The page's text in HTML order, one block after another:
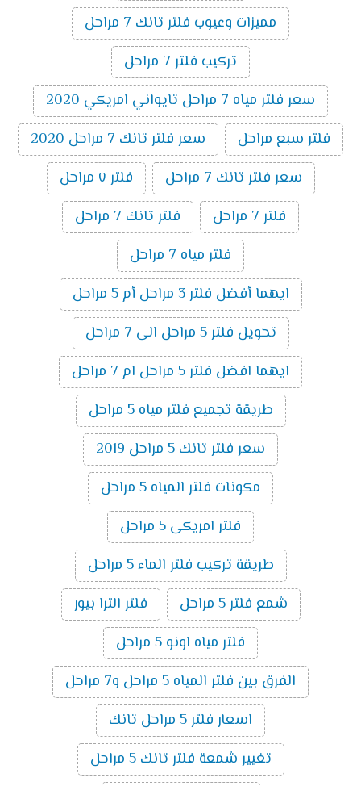
مميزات وعيوب فلتر تانك 7 مراحل
تركيب فلتر 7 مراحل
سعر فلتر مياه 7 مراحل تايواني امريكي 2020
فلتر سبع مراحل
سعر فلتر تانك 7 مراحل 2020
سعر فلتر تانك 7 مراحل
فلتر ٧ مراحل
فلتر 7 مراحل
فلتر تانك 7 مراحل
فلتر مياه 7 مراحل
ايهما أفضل فلتر 3 مراحل أم 5 مراحل
تحويل فلتر 5 مراحل الى 7 مراحل
ايهما افضل فلتر 5 مراحل ام 7 مراحل
طريقة تجميع فلتر مياه 5 مراحل
سعر فلتر تانك 5 مراحل 2019
مكونات فلتر المياه 5 مراحل
فلتر امريكى 5 مراحل
طريقة تركيب فلتر الماء 5 مراحل
شمع فلتر 5 مراحل
فلتر الترا بيور
فلتر مياه اونو 5 مراحل
الفرق بين فلتر المياه 5 مراحل و7 مراحل
اسعار فلتر 5 مراحل تانك
تغيير شمعة فلتر تانك 5 مراحل